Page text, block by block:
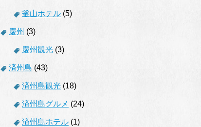
釜山ホテル (5)
慶州 (3)
慶州観光 (3)
済州島 (43)
済州島観光 (18)
済州島グルメ (24)
済州島ホテル (1)